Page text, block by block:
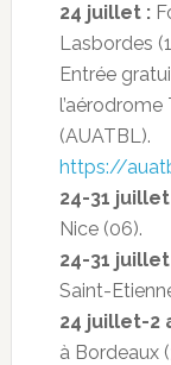
24 juillet :
Lasbordes
Entrée
(AUATBL).
https://
24-31
Nice (06).
24-31
Saint-
24 juillet-2
à Bordeaux